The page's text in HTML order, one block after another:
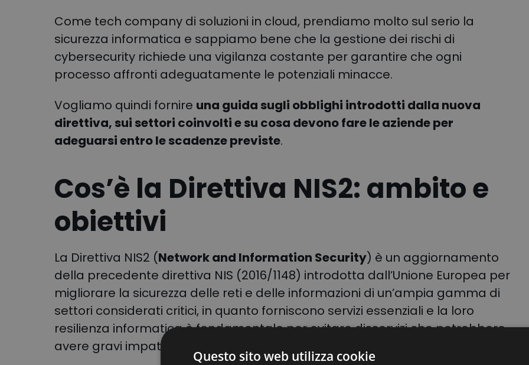
Come tech company di soluzioni in cloud, prendiamo molto sul serio la
sicurezza informatica e sappiamo bene che la gestione dei rischi di
cybersecurity richiede una vigilanza costante per garantire che ogni
processo affronti adeguatamente le potenziali minacce.
Vogliamo quindi fornire una guida sugli obblighi introdotti dalla nuova
direttiva, sui settori coinvolti e su cosa devono fare le aziende per
adeguarsi entro le scadenze previste.
Cos’è la Direttiva NIS2: ambito e
obiettivi
La Direttiva NIS2 (Network and Information Security) è un aggiornamento
della precedente direttiva NIS (2016/1148) introdotta dall’Unione Europea per
migliorare la sicurezza delle reti e delle informazioni di un’ampia gamma di
settori considerati critici, in quanto forniscono servizi essenziali e la loro
resilienza informatica è fondamentale per evitare disservizi che potrebbero
avere gravi impatti economici e sociali.
Questo sito web utilizza cookie